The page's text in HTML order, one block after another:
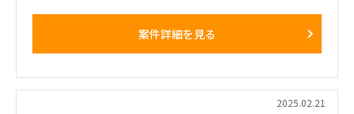
⇒複雑なものを的確に熟知している
案件詳細を見る
2025.02.21